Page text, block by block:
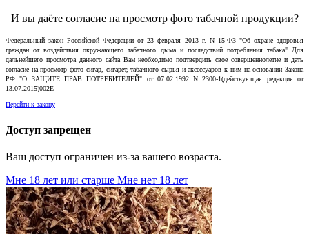
И вы даёте согласие на просмотр фото табачной продукции?
Федеральный закон Российской Федерации от 23 февраля 2013 г. N 15-ФЗ "Об охране здоровья
граждан от воздействия окружающего табачного дыма и последствий потребления табака" Для
дальнейшего просмотра данного сайта Вам необходимо подтвердить свое совершеннолетие и дать
согласие на просмотр фото сигар, сигарет, табачного сырья и аксессуаров к ним на основании Закона
РФ "О ЗАЩИТЕ ПРАВ ПОТРЕБИТЕЛЕЙ" от 07.02.1992 N 2300-1(действующая редакция от
13.07.2015)002E
Перейти к закону
Доступ запрещен
Ваш доступ ограничен из-за вашего возраста.
Мне 18 лет или старше Мне нет 18 лет